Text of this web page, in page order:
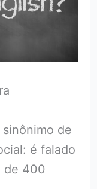
de
é falado
de 400